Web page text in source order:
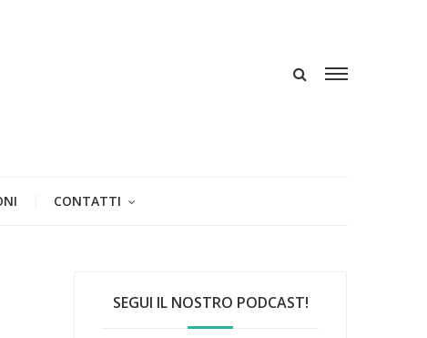
CONTATTI
SEGUI IL NOSTRO PODCAST!